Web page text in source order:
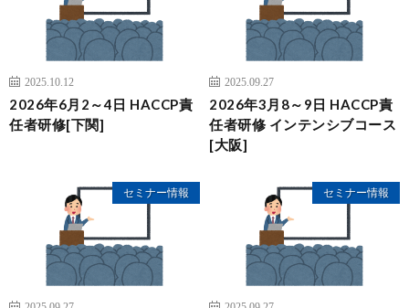
2025.10.12
2026年6月2～4日 HACCP責
任者研修[下関]
2025.09.27
2026年3月8～9日 HACCP責
任者研修 インテンシブコース
[大阪]
セミナー情報 セミナー情報